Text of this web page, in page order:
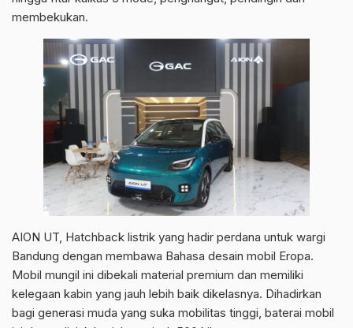
membekukan.
AION UT, Hatchback listrik yang hadir perdana untuk wargi
Bandung dengan membawa Bahasa desain mobil Eropa.
Mobil mungil ini dibekali material premium dan memiliki
kelegaan kabin yang jauh lebih baik dikelasnya. Dihadirkan
bagi generasi muda yang suka mobilitas tinggi, baterai mobil